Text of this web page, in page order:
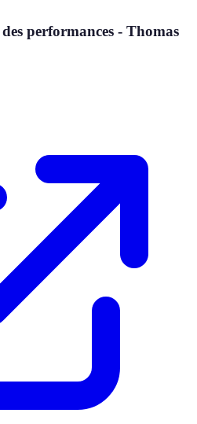
performances - Thomas